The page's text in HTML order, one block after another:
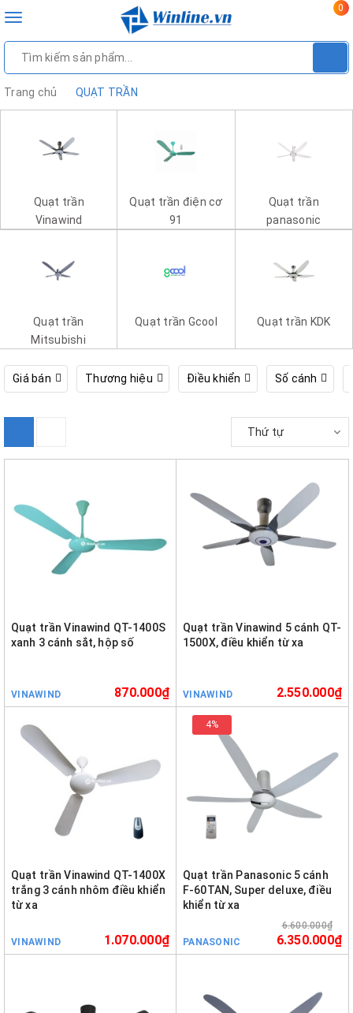
Toggle
0
Trang chủ QUẠT TRẦN
Quạt trần
Vinawind
Quạt trần điện cơ
91
Quạt trần
panasonic
Quạt trần
Mitsubishi
Quạt trần Gcool Quạt trần KDK
Giá bán Thương hiệu Điều khiển Số cánh
Thứ tự
Quạt trần Vinawind QT-1400S
xanh 3 cánh sắt, hộp số
VINAWIND 870.000₫
Quạt trần Vinawind 5 cánh QT-
1500X, điều khiển từ xa
VINAWIND 2.550.000₫
Quạt trần Vinawind QT-1400X
trắng 3 cánh nhôm điều khiển
từ xa
VINAWIND 1.070.000₫
4%
Quạt trần Panasonic 5 cánh
F-60TAN, Super deluxe, điều
khiển từ xa
PANASONIC
6.600.000₫
6.350.000₫